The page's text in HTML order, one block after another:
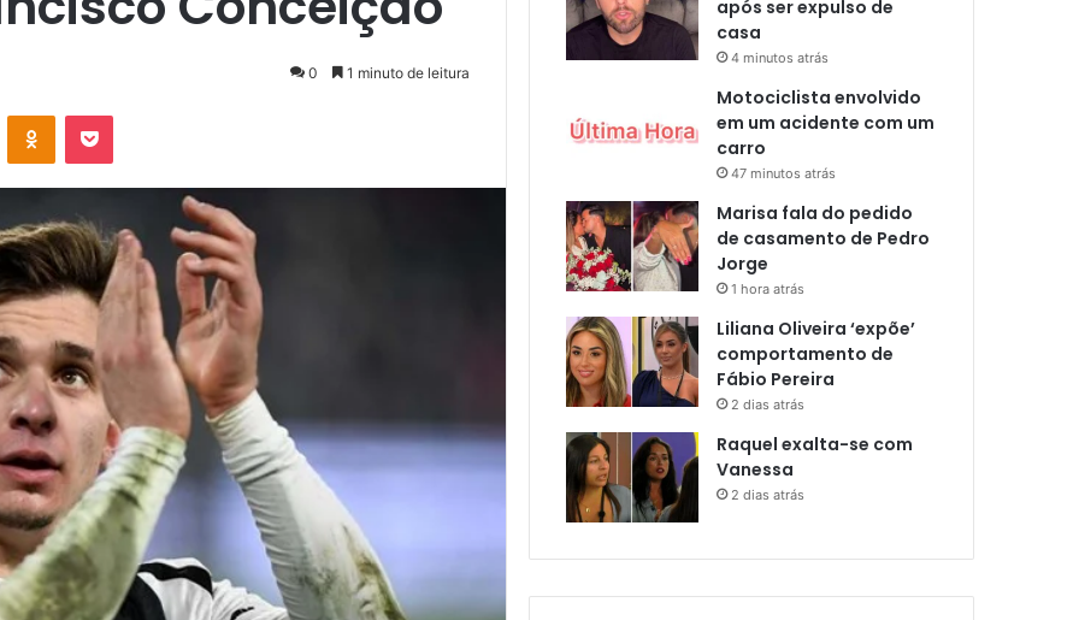
0 1 minuto de leitura
OK Pocket
após ser expulso de
casa
4 minutos atrás
Motociclista envolvido
em um acidente com um
carro
47 minutos atrás
Marisa fala do pedido
de casamento de Pedro
Jorge
1 hora atrás
Liliana Oliveira ‘expõe’
comportamento de
Fábio Pereira
2 dias atrás
Raquel exalta-se com
Vanessa
2 dias atrás